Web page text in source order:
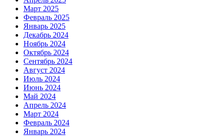
Март 2025
Февраль 2025
Январь 2025
Декабрь 2024
Ноябрь 2024
Октябрь 2024
Сентябрь 2024
Август 2024
Июль 2024
Июнь 2024
Май 2024
Апрель 2024
Март 2024
Февраль 2024
Январь 2024